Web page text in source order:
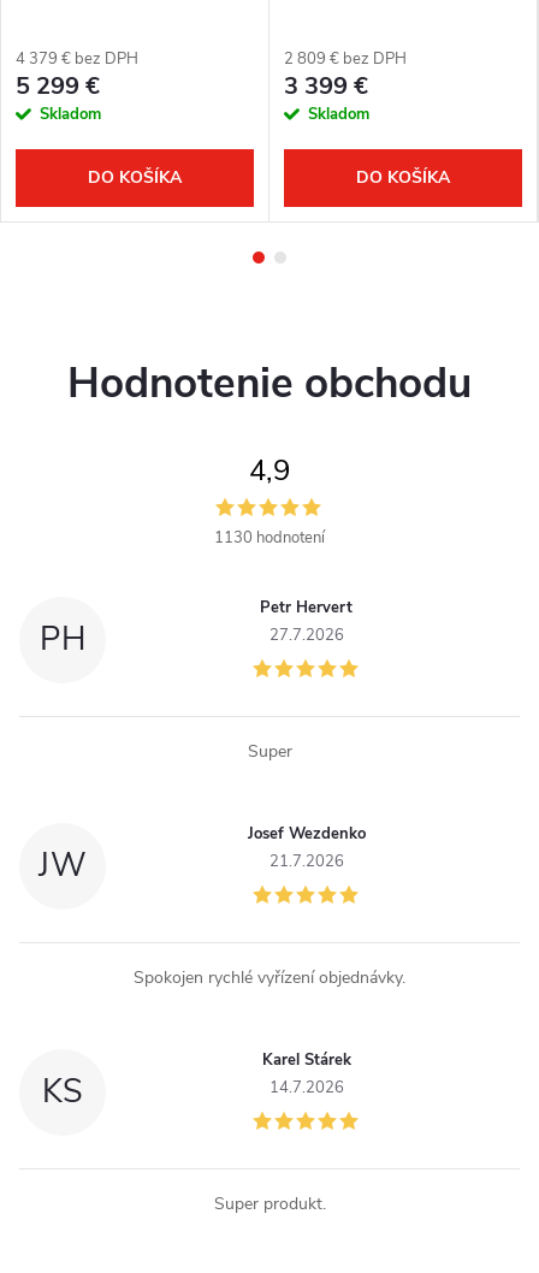
4 379 € bez DPH
5 299 €
Skladom
DO KOŠÍKA
2 809 € bez DPH
3 399 €
Skladom
DO KOŠÍKA
Hodnotenie obchodu
4,9
1130 hodnotení
PH
Petr Hervert
27.7.2026
Super
JW
Josef Wezdenko
21.7.2026
Spokojen rychlé vyřízení objednávky.
KS
Karel Stárek
14.7.2026
Super produkt.